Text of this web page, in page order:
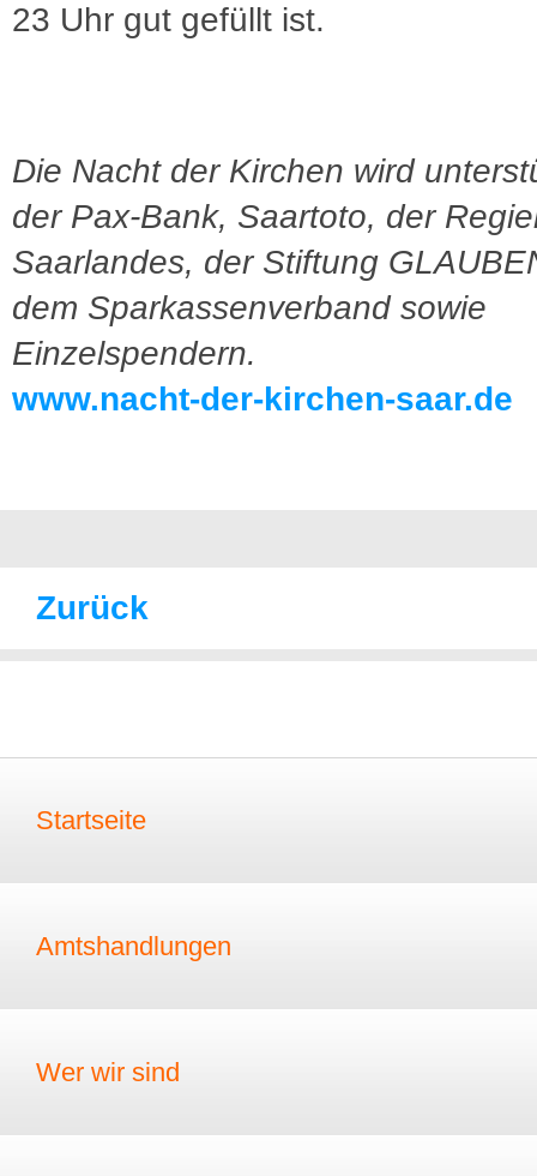
23 Uhr gut gefüllt ist.
Die Nacht der Kirchen wird
der Pax-Bank, Saartoto, der
Saarlandes, der Stiftung
dem Sparkassenverband sowie
Einzelspendern.
www.nacht-der-kirchen-saar.de
Zurück
Startseite
Amtshandlungen
Wer wir sind